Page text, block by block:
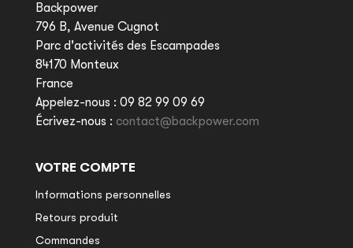
Backpower
796 B, Avenue Cugnot
Parc d'activités des Escampades
84170 Monteux
France
Appelez-nous : 09 82 99 09 69
Écrivez-nous : contact@backpower.com
VOTRE COMPTE
Informations personnelles
Retours produit
Commandes